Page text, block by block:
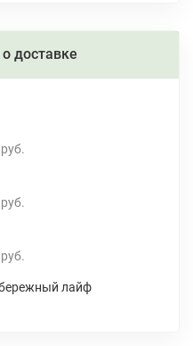
доставке
руб.
руб.
руб.
лайф